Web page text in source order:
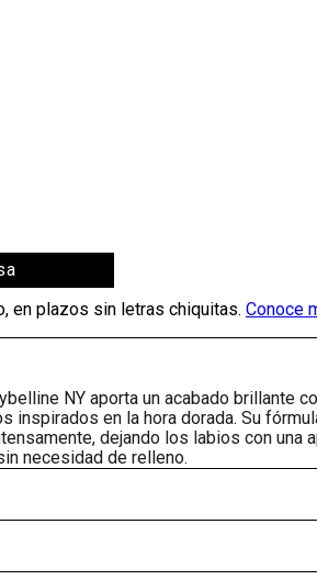
NY aporta un acabado brillante
inspirados en la hora dorada. Su
dejando los labios con una
necesidad de relleno.